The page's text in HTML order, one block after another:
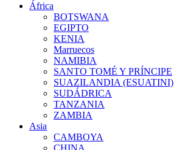
África
BOTSWANA
EGIPTO
KENIA
Marruecos
NAMIBIA
SANTO TOMÉ Y PRÍNCIPE
SUAZILANDIA (ESUATINI)
SUDÁDRICA
TANZANIA
ZAMBIA
Asia
CAMBOYA
CHINA